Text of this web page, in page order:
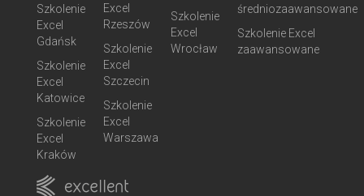
Szkolenie
Excel
Gdańsk
Szkolenie
Excel
Katowice
Szkolenie
Excel
Kraków
Excel
Rzeszów
Szkolenie
Excel
Szczecin
Szkolenie
Excel
Warszawa
Szkolenie
Excel
Wrocław
średniozaawansowane
Szkolenie Excel
zaawansowane